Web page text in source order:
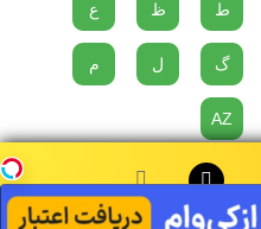
ط ظ ع
گ ل م
AZ
دارد، موسیقی و گربه ها...